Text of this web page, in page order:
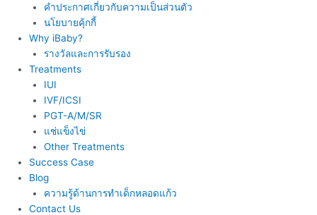
คำประกาศเกี่ยวกับความเป็นส่วนตัว
นโยบายคุ้กกี้
Why iBaby?
รางวัลและการรับรอง
Treatments
IUI
IVF/ICSI
PGT-A/M/SR
แช่แข็งไข่
Other Treatments
Success Case
Blog
ความรู้ด้านการทำเด็กหลอดแก้ว
Contact Us